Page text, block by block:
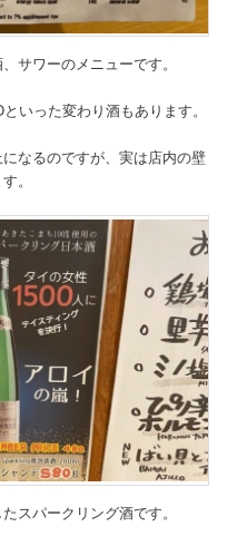
サワーのメニューです。
いった変わり酒もあります。
なるのですが、実は店内の壁
。
スパークリング酒です。